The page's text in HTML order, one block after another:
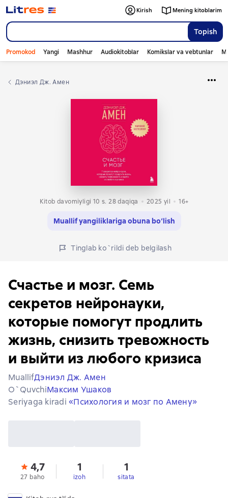
Topish
Kirish Mening kitoblarim
Promokod Yangi Mashhur Audiokitoblar Komikslar va vebtunlar
Дэниэл Дж. Амен
Kitob davomiyligi 10 s. 28 daqiqa 2025 yil 16+
Muallif yangiliklariga obuna bo‘lish
Tinglab ko`rildi deb belgilash
Счастье и мозг. Семь
секретов нейронауки,
которые помогут продлить
жизнь, снизить тревожность
и выйти из любого кризиса
MuallifДэниэл Дж. Амен
O`quvchiМаксим Ушаков
Seriyaga kiradi «Психология и мозг по Амену»
4,7
27 baho
1
izoh
1
sitata